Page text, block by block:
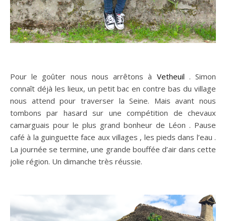
Pour le goûter nous nous arrêtons à Vetheuil . Simon
connaît déjà les lieux, un petit bac en contre bas du village
nous attend pour traverser la Seine. Mais avant nous
tombons par hasard sur une compétition de chevaux
camarguais pour le plus grand bonheur de Léon . Pause
café à la guinguette face aux villages , les pieds dans l’eau .
La journée se termine, une grande bouffée d’air dans cette
jolie région. Un dimanche très réussie.